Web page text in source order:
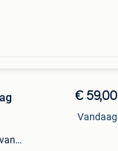
€ 59,00
Vandaag